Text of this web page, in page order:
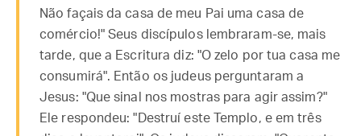
Não façais da casa de meu Pai uma casa de
comércio!" Seus discípulos lembraram-se, mais
tarde, que a Escritura diz: "O zelo por tua casa me
consumirá". Então os judeus perguntaram a
Jesus: "Que sinal nos mostras para agir assim?"
Ele respondeu: "Destruí este Templo, e em três